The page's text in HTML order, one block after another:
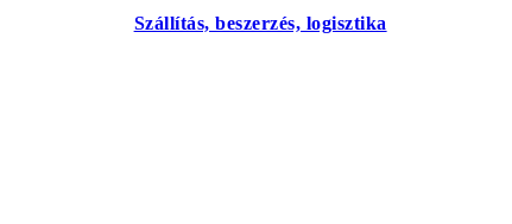
Szállítás, beszerzés, logisztika